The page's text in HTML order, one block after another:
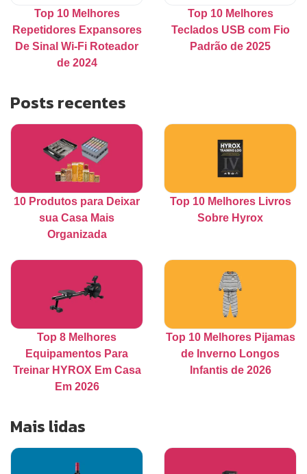
Top 10 Melhores
Repetidores Expansores
De Sinal Wi-Fi Roteador
de 2024
Top 10 Melhores
Teclados USB com Fio
Padrão de 2025
Posts recentes
10 Produtos para Deixar
sua Casa Mais
Organizada
Top 10 Melhores Livros
Sobre Hyrox
Top 8 Melhores
Equipamentos Para
Treinar HYROX Em Casa
Em 2026
Top 10 Melhores Pijamas
de Inverno Longos
Infantis de 2026
Mais lidas